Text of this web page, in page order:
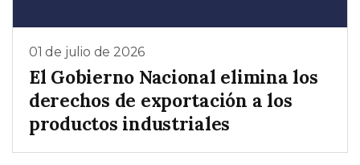
01 de julio de 2026
El Gobierno Nacional elimina los
derechos de exportación a los
productos industriales